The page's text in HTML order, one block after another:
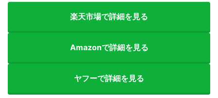
楽天市場で詳細を見る
Amazonで詳細を見る
ヤフーで詳細を見る